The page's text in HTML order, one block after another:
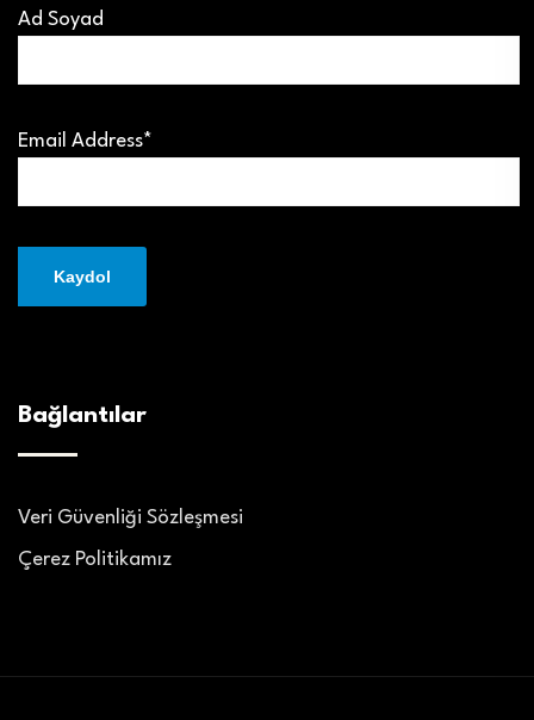
Ad Soyad
Email Address*
Bağlantılar
Veri Güvenliği Sözleşmesi
Çerez Politikamız